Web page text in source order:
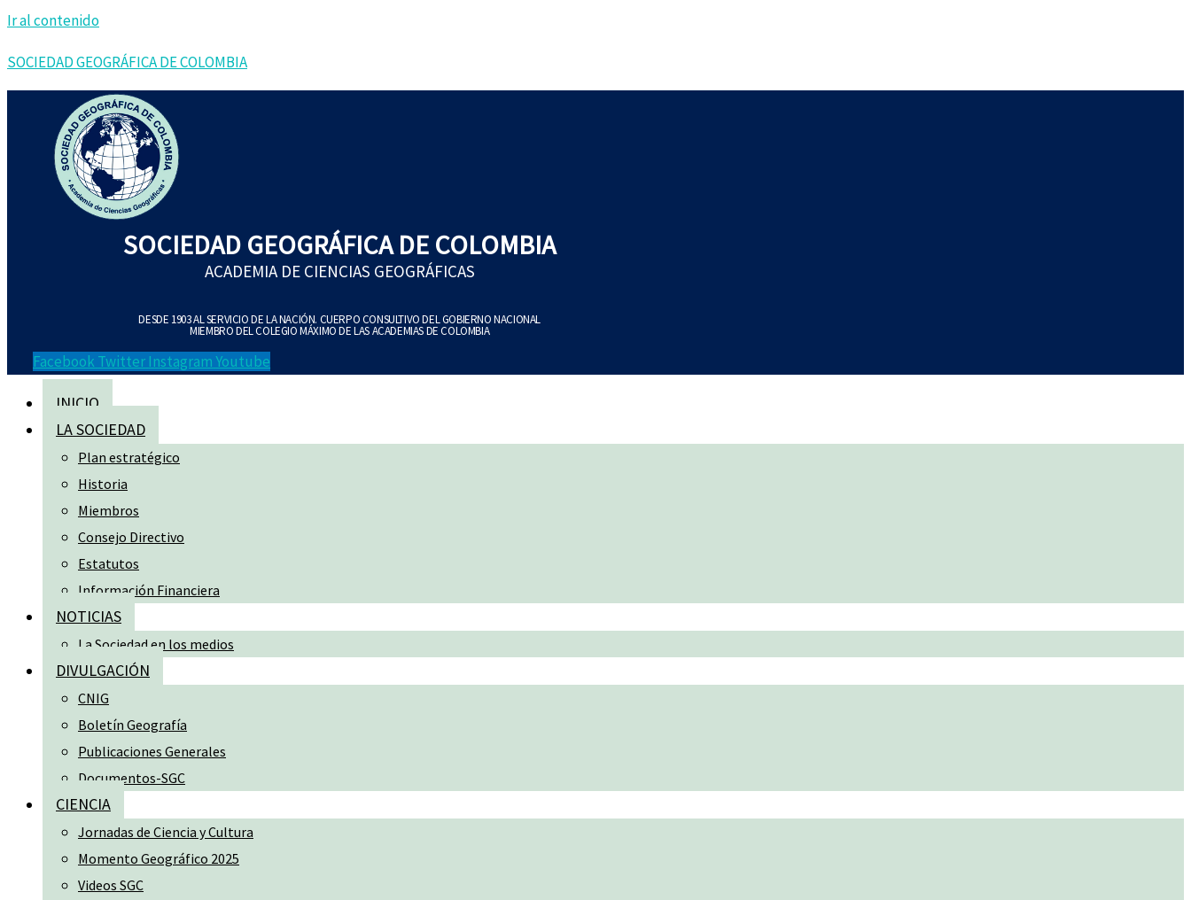
Ir al contenido
SOCIEDAD GEOGRÁFICA DE COLOMBIA
SOCIEDAD GEOGRÁFICA DE COLOMBIA
ACADEMIA DE CIENCIAS GEOGRÁFICAS
DESDE 1903 AL SERVICIO DE LA NACIÓN. CUERPO CONSULTIVO DEL GOBIERNO NACIONAL
MIEMBRO DEL COLEGIO MÁXIMO DE LAS ACADEMIAS DE COLOMBIA
Facebook Twitter InstagramYoutube
INICIO
LA SOCIEDAD
Plan estratégico
Historia
Miembros
Consejo Directivo
Estatutos
Información Financiera
NOTICIAS
La Sociedad en los medios
DIVULGACIÓN
CNIG
Boletín Geografía
Publicaciones Generales
Documentos-SGC
CIENCIA
Jornadas de Ciencia y Cultura
Momento Geográfico 2025
Videos SGC